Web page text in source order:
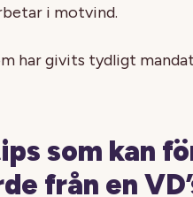
i motvind.
har givits tydligt
som kan
från en